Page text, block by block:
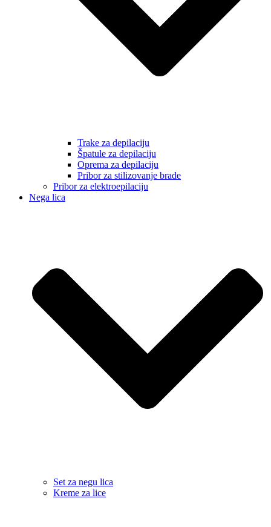
Trake za depilaciju
Špatule za depilaciju
Oprema za depilaciju
Pribor za stilizovanje brade
Pribor za elektroepilaciju
Nega lica
Set za negu lica
Kreme za lice